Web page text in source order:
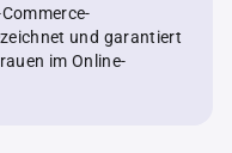
und garantiert
im Online-